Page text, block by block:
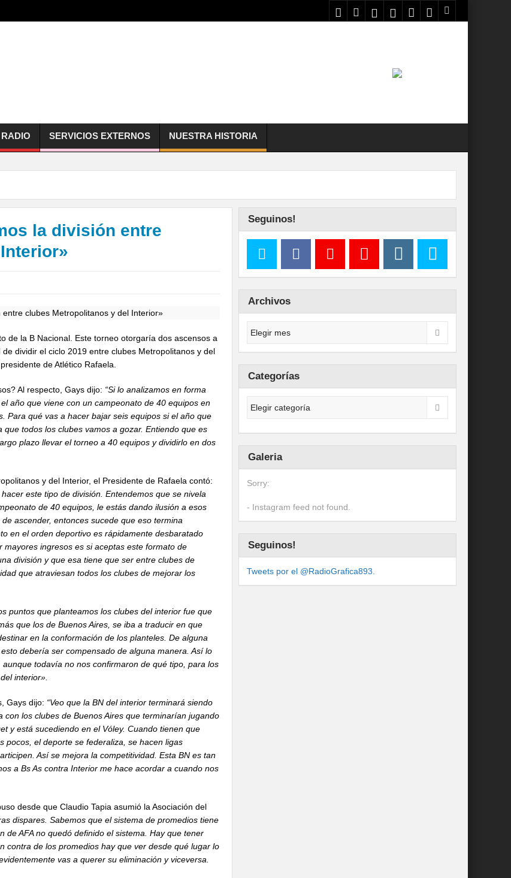
RADIO SERVICIOS EXTERNOS NUESTRA HISTORIA
la división entre
de la B Nacional. Este torneo otorgaría dos ascensos a
dividir el ciclo 2019 entre clubes Metropolitanos y del
, presidente de Atlético Rafaela.
Al respecto, Gays dijo: “Si lo analizamos en forma
año que viene con un campeonato de 40 equipos en
Para qué vas a hacer bajar seis equipos si el año que
todos los clubes vamos a gozar. Entiendo que es
plazo llevar el torneo a 40 equipos y dividirlo en dos
y del Interior, el Presidente de Rafaela contó:
este tipo de división. Entendemos que se nivela
de 40 equipos, le estás dando ilusión a esos
ascender, entonces sucede que eso termina
en el orden deportivo es rápidamente desbaratado
ingresos es si aceptas este formato de
división y que esa tiene que ser entre clubes de
que atraviesan todos los clubes de mejorar los
puntos que planteamos los clubes del interior fue que
que los de Buenos Aires, se iba a traducir en que
en la conformación de los planteles. De alguna
debería ser compensado de alguna manera. Así lo
todavía no nos confirmaron de qué tipo, para los
interior».
Gays dijo: “Veo que la BN del interior terminará siendo
los clubes de Buenos Aires que terminarían jugando
y está sucediendo en el Vóley. Cuando tienen que
pocos, el deporte se federaliza, se hacen ligas
Así se mejora la competitividad. Esta BN es tan
a Bs As contra Interior me hace acordar a cuando nos
desde que Claudio Tapia asumió la Asociación del
dispares. Sabemos que el sistema de promedios tiene
de AFA no quedó definido el sistema. Hay que tener
contra de los promedios hay que ver desde qué lugar lo
vas a querer su eliminación y viceversa.
Seguinos!
Archivos
Categorías
Galeria
Sorry:
- Instagram feed not found.
Seguinos!
Tweets por el @RadioGrafica893.